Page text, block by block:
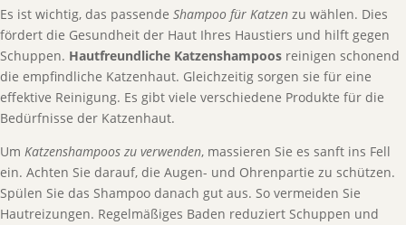
Es ist wichtig, das passende Shampoo für Katzen zu wählen. Dies
fördert die Gesundheit der Haut Ihres Haustiers und hilft gegen
Schuppen. Hautfreundliche Katzenshampoos reinigen schonend
die empfindliche Katzenhaut. Gleichzeitig sorgen sie für eine
effektive Reinigung. Es gibt viele verschiedene Produkte für die
Bedürfnisse der Katzenhaut.
Um Katzenshampoos zu verwenden, massieren Sie es sanft ins Fell
ein. Achten Sie darauf, die Augen- und Ohrenpartie zu schützen.
Spülen Sie das Shampoo danach gut aus. So vermeiden Sie
Hautreizungen. Regelmäßiges Baden reduziert Schuppen und